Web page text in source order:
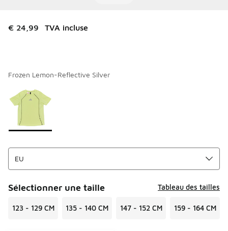
€ 24,99 TVA incluse
Frozen Lemon-Reflective Silver
Page 1 sur 1 affichant 1 à 1 des 1 couleurs.
Merci de sélectionner un style
Sélectionner une taille Tableau des tailles
123 - 129 CM 135 - 140 CM 147 - 152 CM 159 - 164 CM